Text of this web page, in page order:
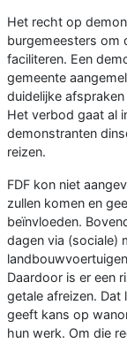
Het recht op
burgemeesters om
faciliteren. Een
gemeente
duidelijke
Het verbod gaat al
demonstranten
reizen.
FDF kon niet
zullen komen en
beïnvloeden.
dagen via (sociale)
Daardoor is er een
getale afreizen. Dat
geeft kans op
hun werk. Om die